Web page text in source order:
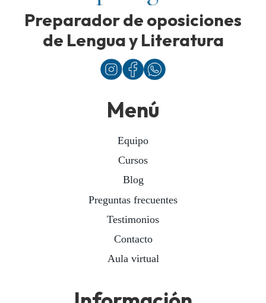
Preparador de oposiciones
de Lengua y Literatura
Menú
Equipo
Cursos
Blog
Preguntas frecuentes
Testimonios
Contacto
Aula virtual